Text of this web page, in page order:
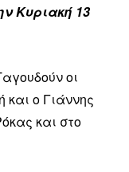
Κυριακή 13
οι
ο Γιάννης
και στο